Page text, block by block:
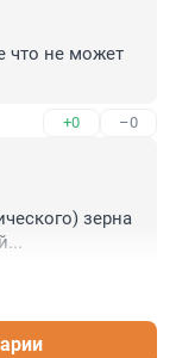
что не может
+0 –0
зерна